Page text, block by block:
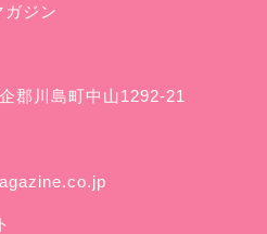
ジン
郡川島町中山1292-21